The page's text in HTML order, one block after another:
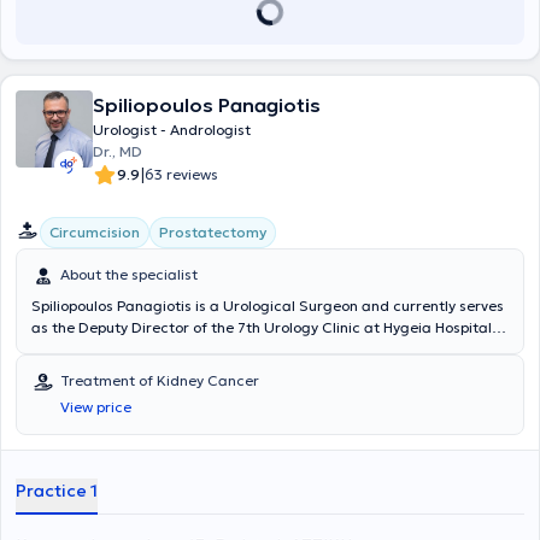
Spiliopoulos Panagiotis
Urologist - Andrologist
Dr., MD
9.9|63 reviews
Circumcision Prostatectomy
About the specialist
Spiliopoulos Panagiotis is a Urological Surgeon and currently serves
as the Deputy Director of the 7th Urology Clinic at Hygeia Hospital
multidisciplinary clinic (HHG group). He possesses extensive, twenty-
year clinical experience (National Health System, Nikaia State
Hospital, Hygeia, Mitera) and has performed hundreds of successful
surgical procedures. He has significant expertise and specialization
prostatectomy, Rezum prostatectomy, and laser lithotripsy. As a
Treatment of Kidney Cancer
View price
Practice 1